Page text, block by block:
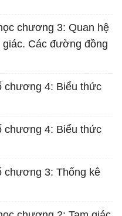
chương 3: Quan hệ
Các đường đồng
chương 4: Biểu thức
chương 4: Biểu thức
chương 3: Thống kê